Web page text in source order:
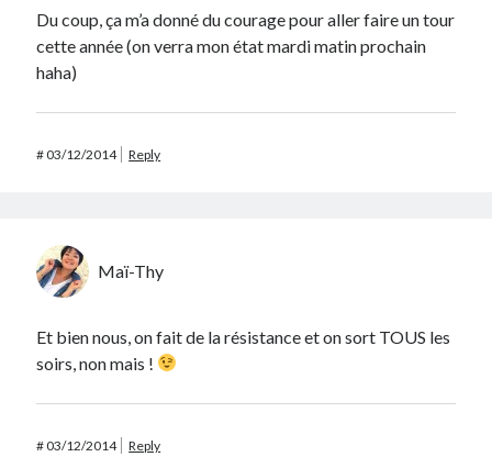
Du coup, ça m’a donné du courage pour aller faire un tour
cette année (on verra mon état mardi matin prochain
haha)
#03/12/2014 Reply
Maï-Thy
Et bien nous, on fait de la résistance et on sort TOUS les
soirs, non mais !
#03/12/2014 Reply